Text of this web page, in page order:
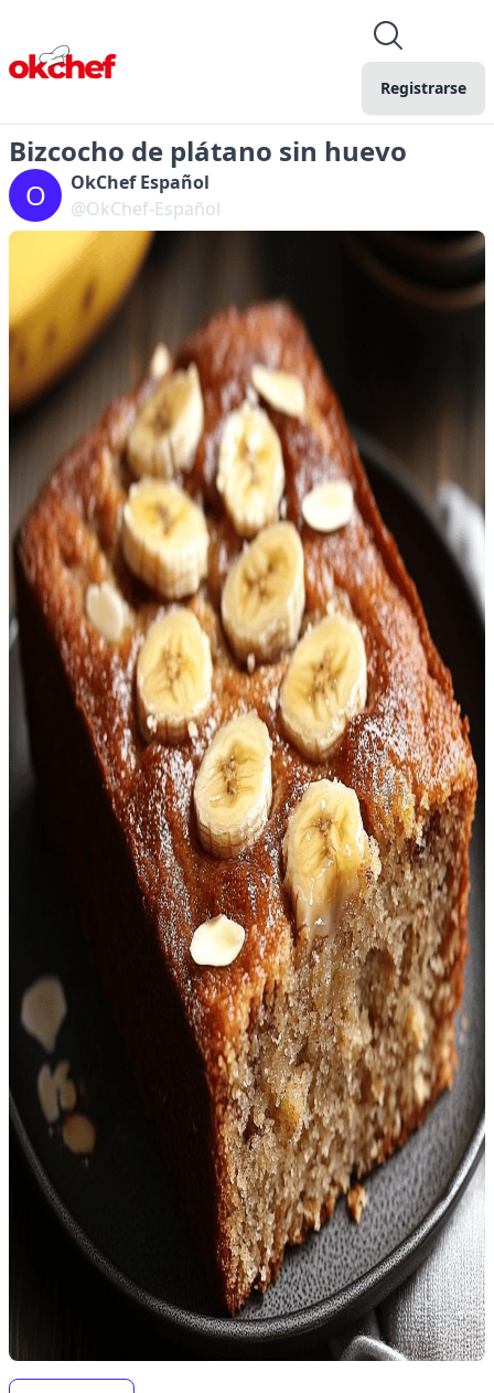
Registrarse
Bizcocho de plátano sin huevo
O
OkChef Español
@OkChef-Español